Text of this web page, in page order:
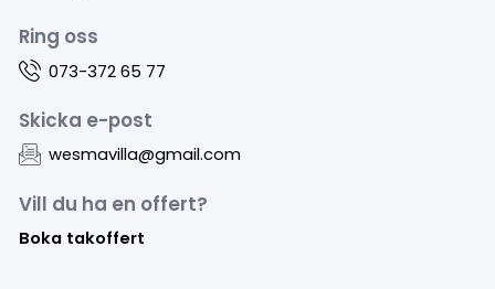
Ring oss
073-372 65 77
Skicka e-post
wesmavilla@gmail.com
Vill du ha en offert?
Boka takoffert